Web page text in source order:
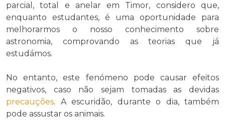
parcial, total e anelar em Timor, considero que,
enquanto estudantes, é uma oportunidade para
melhorarmos o nosso conhecimento sobre
astronomia, comprovando as teorias que já
estudámos.
No entanto, este fenómeno pode causar efeitos
negativos, caso não sejam tomadas as devidas
precauções. A escuridão, durante o dia, também
pode assustar os animais.